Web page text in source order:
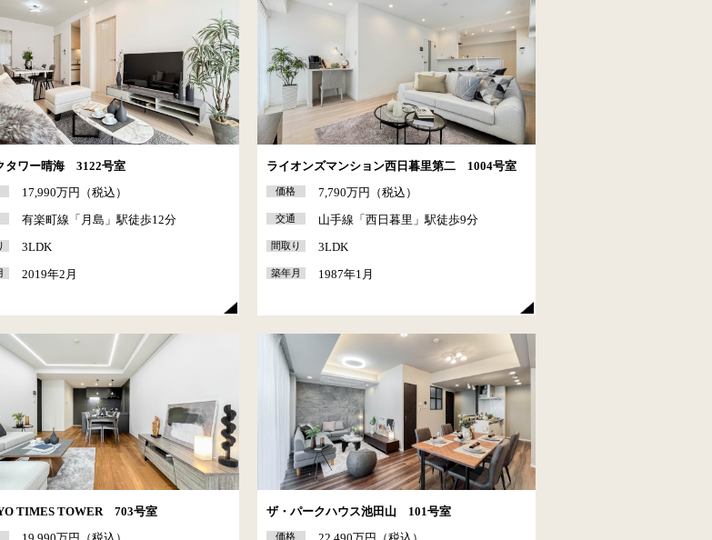
タワー晴海 3122号室
17,990万円（税込）
有楽町線「月島」駅徒歩12分
3LDK
2019年2月
ライオンズマンション西日暮里第二 1004号室
価格 7,790万円（税込）
交通 山手線「西日暮里」駅徒歩9分
間取り 3LDK
築年月 1987年1月
TIMES TOWER 703号室 ザ・パークハウス池田山 101号室
価格